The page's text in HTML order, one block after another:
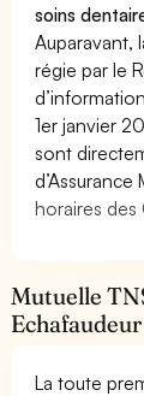
soins
Auparavant,
régie par le
1er janvier
sont
d’Assurance
horaires des
Mutuelle
La toute